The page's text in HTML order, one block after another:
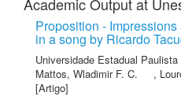
Proposition -
in a song by Ricardo
Universidade Estadual
Mattos, Wladimir F. C.
,
[Artigo]